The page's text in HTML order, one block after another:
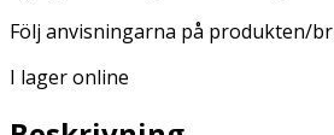
Följ anvisningarna på produkten/
I lager online